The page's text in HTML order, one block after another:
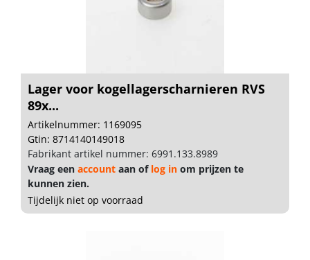
Lager voor kogellagerscharnieren RVS
89x...
Artikelnummer: 1169095
Gtin: 8714140149018
Fabrikant artikel nummer: 6991.133.8989
Vraag een account aan of log in om prijzen te
kunnen zien.
Tijdelijk niet op voorraad